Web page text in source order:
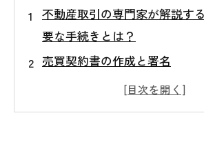
不動産取引の専門家が解説す
要な手続きとは？
売買契約書の作成と署名
不動産の評価額の算出
重要事項説明書の作成と提出